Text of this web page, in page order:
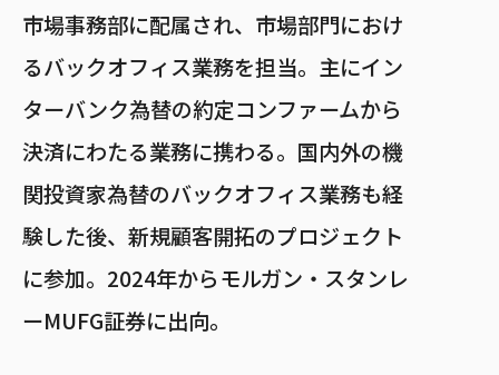
市場事務部に配属され、市場部門におけ
るバックオフィス業務を担当。主にイン
ターバンク為替の約定コンファームから
決済にわたる業務に携わる。国内外の機
関投資家為替のバックオフィス業務も経
験した後、新規顧客開拓のプロジェクト
に参加。2024年からモルガン・スタンレ
ーMUFG証券に出向。